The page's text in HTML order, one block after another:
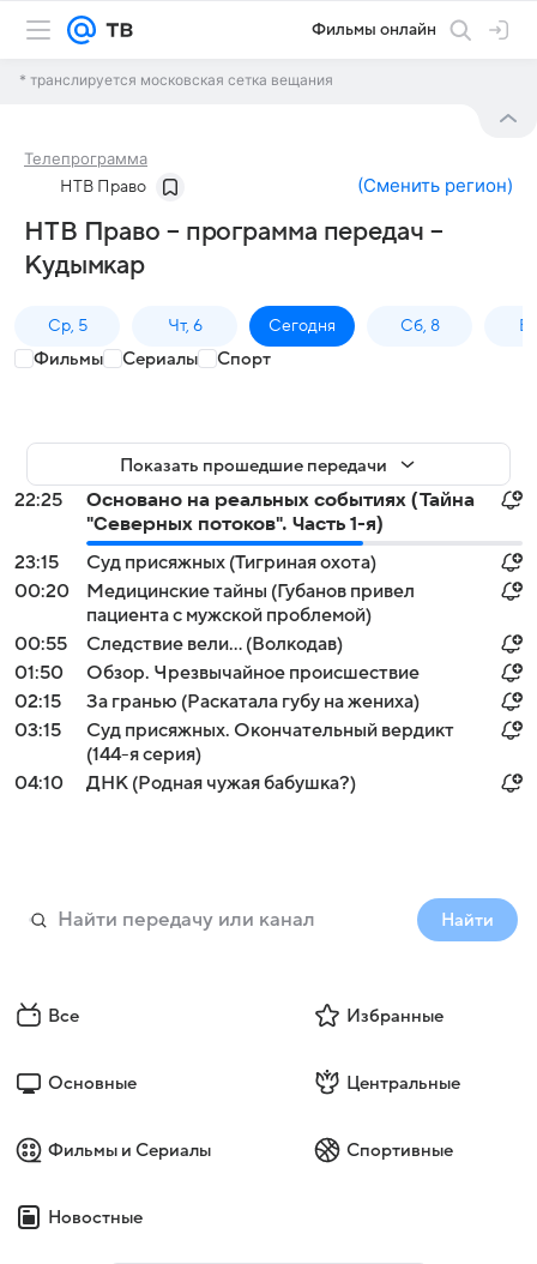
Фильмы онлайн
* транслируется московская сетка вещания
Телепрограмма
НТВ Право (Сменить регион)
НТВ Право – программа передач –
Кудымкар
Ср, 5 Чт, 6 Сегодня Сб, 8
Фильмы Сериалы Спорт
Показать прошедшие передачи
22:25
Основано на реальных событиях (Тайна
"Северных потоков". Часть 1-я)
23:15
Суд присяжных (Тигриная охота)
00:20
Медицинские тайны (Губанов привел
пациента с мужской проблемой)
00:55
Следствие вели... (Волкодав)
01:50
Обзор. Чрезвычайное происшествие
02:15
За гранью (Раскатала губу на жениха)
03:15
Суд присяжных. Окончательный вердикт
(144-я серия)
04:10
ДНК (Родная чужая бабушка?)
Найти
Все Избранные
Основные Центральные
Фильмы и Сериалы Спортивные
Новостные